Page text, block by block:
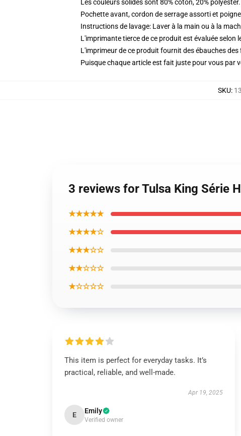
Les couleurs solides sont 80% coton, 20%
Pochette avant, cordon de serrage assorti et
Instructions de lavage: Laver à la main ou à la
L'imprimante tierce de ce produit est évaluée
L'imprimeur de ce produit fournit des ébauches
Puisque chaque article est fait juste pour vous par
SKU:
3 reviews for Tulsa King Série
★★★★★
★★★★☆
★★★☆☆
★★☆☆☆
★☆☆☆☆
This item is perfect for everyday tasks. It’s
practical, reliable, and well-made.
Apr 19, 2025
E Emily
Verified owner